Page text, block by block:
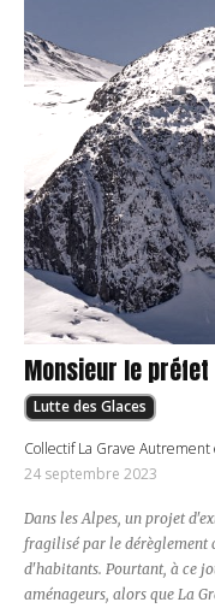
Monsieur le
Lutte des Glaces
Collectif La Grave
24 septembre 2023
Dans les Alpes, un projet
fragilisé par le dérèglement
d'habitants. Pourtant, à ce
aménageurs, alors que La